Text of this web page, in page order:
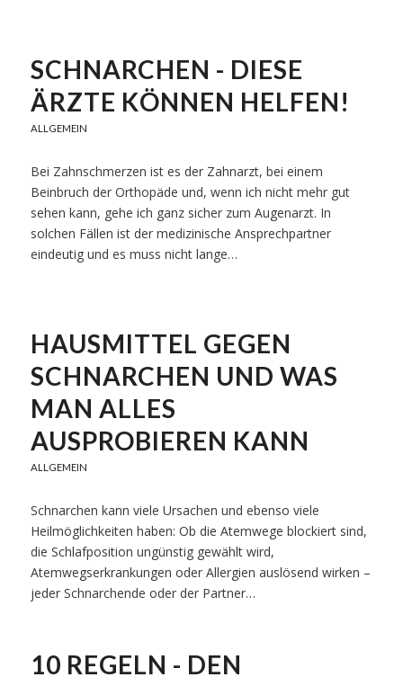
SCHNARCHEN - DIESE
ÄRZTE KÖNNEN HELFEN!
ALLGEMEIN
Bei Zahnschmerzen ist es der Zahnarzt, bei einem
Beinbruch der Orthopäde und, wenn ich nicht mehr gut
sehen kann, gehe ich ganz sicher zum Augenarzt. In
solchen Fällen ist der medizinische Ansprechpartner
eindeutig und es muss nicht lange…
HAUSMITTEL GEGEN
SCHNARCHEN UND WAS
MAN ALLES
AUSPROBIEREN KANN
ALLGEMEIN
Schnarchen kann viele Ursachen und ebenso viele
Heilmöglichkeiten haben: Ob die Atemwege blockiert sind,
die Schlafposition ungünstig gewählt wird,
Atemwegserkrankungen oder Allergien auslösend wirken –
jeder Schnarchende oder der Partner…
10 REGELN - DEN